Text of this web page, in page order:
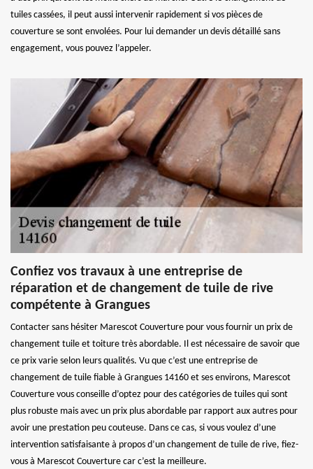
tuiles cassées, il peut aussi intervenir rapidement si vos pièces de
couverture se sont envolées. Pour lui demander un devis détaillé sans
engagement, vous pouvez l’appeler.
Confiez vos travaux à une entreprise de
réparation et de changement de tuile de rive
compétente à Grangues
Contacter sans hésiter Marescot Couverture pour vous fournir un prix de
changement tuile et toiture très abordable. Il est nécessaire de savoir que
ce prix varie selon leurs qualités. Vu que c’est une entreprise de
changement de tuile fiable à Grangues 14160 et ses environs, Marescot
Couverture vous conseille d’optez pour des catégories de tuiles qui sont
plus robuste mais avec un prix plus abordable par rapport aux autres pour
avoir une prestation peu couteuse. Dans ce cas, si vous voulez d’une
intervention satisfaisante à propos d’un changement de tuile de rive, fiez-
vous à Marescot Couverture car c’est la meilleure.